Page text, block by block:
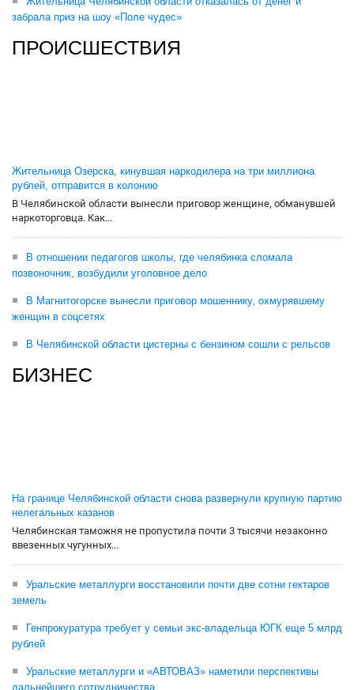
забрала приз на шоу «Поле чудес»
ПРОИСШЕСТВИЯ
Жительница Озерска, кинувшая наркодилера на три миллиона
рублей, отправится в колонию
В Челябинской области вынесли приговор женщине, обманувшей
наркоторговца. Как...
В отношении педагогов школы, где челябинка сломала
позвоночник, возбудили уголовное дело
В Магнитогорске вынесли приговор мошеннику, охмурявшему
женщин в соцсетях
В Челябинской области цистерны с бензином сошли с рельсов
БИЗНЕС
На границе Челябинской области снова развернули крупную партию
нелегальных казанов
Челябинская таможня не пропустила почти 3 тысячи незаконно
ввезенных чугунных...
Уральские металлурги восстановили почти две сотни гектаров
земель
Генпрокуратура требует у семьи экс-владельца ЮГК еще 5 млрд
рублей
Уральские металлурги и «АВТОВАЗ» наметили перспективы
дальнейшего сотрудничества